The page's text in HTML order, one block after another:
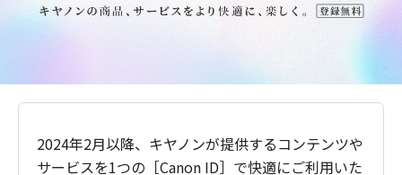
2024年2月以降、キヤノンが提供するコンテンツや
サービスを1つの［Canon ID］で快適にご利用いた